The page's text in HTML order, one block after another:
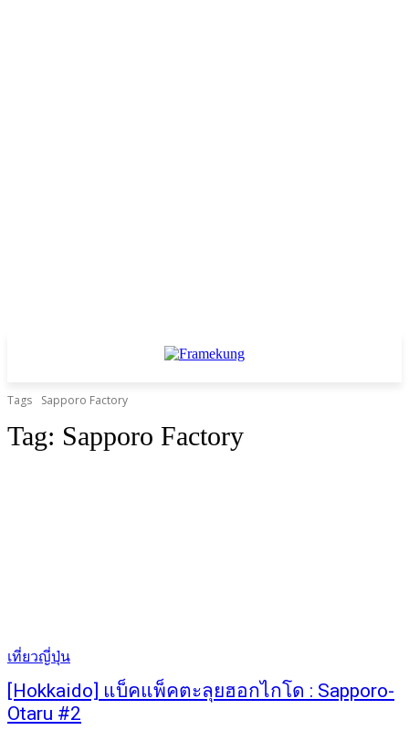
Tags Sapporo Factory
Tag: Sapporo Factory
เที่ยวญี่ปุ่น
[Hokkaido] แบ็คแพ็คตะลุยฮอกไกโด : Sapporo-
Otaru #2